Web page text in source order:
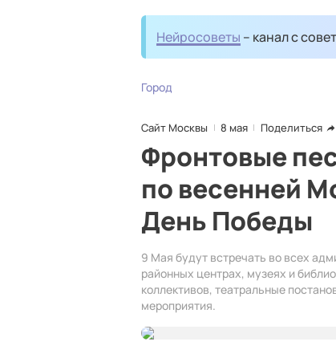
Нейросоветы – канал с
Город
Сайт Москвы 8 мая Поделиться
Фронтовые
по весенней
День Победы
9 Мая будут встречать во всех
районных центрах, музеях и
коллективов, театральные
мероприятия.